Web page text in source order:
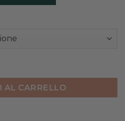
ORO ROSA quantità
AL CARRELLO